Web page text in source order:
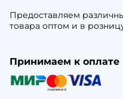
Предоставляем
товара оптом и в
Принимаем к оплате